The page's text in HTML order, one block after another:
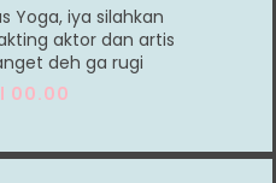
Yoga, iya silahkan
aktor dan artis
deh ga rugi
00.00